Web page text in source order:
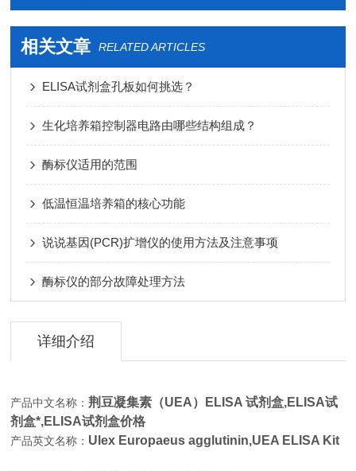
相关文章 RELATED ARTICLES
ELISA试剂盒孔板如何挑选？
生化培养箱控制器电路由哪些结构组成？
酶标仪适用的范围
低温恒温培养箱的核心功能
说说基因(PCR)扩增仪的使用方法及注意事项
酶标仪的部分故障处理方法
详细介绍
产品中文名称：荆豆凝集素（UEA）ELISA 试剂盒,ELISA试
剂盒*,ELISA试剂盒价格
产品英文名称： Ulex Europaeus agglutinin,UEA ELISA Kit